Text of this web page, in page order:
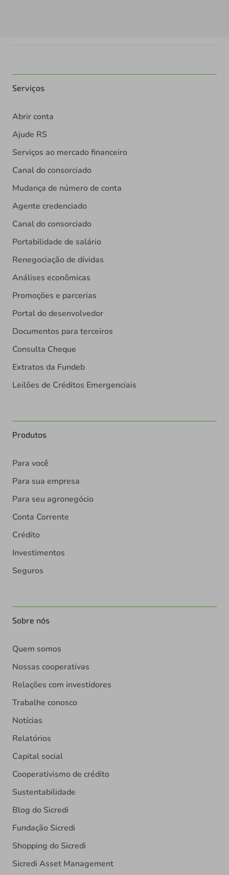
Serviços
Abrir conta
Ajude RS
Serviços ao mercado financeiro
Canal do consorciado
Mudança de número de conta
Agente credenciado
Canal do consorciado
Portabilidade de salário
Renegociação de dívidas
Análises econômicas
Promoções e parcerias
Portal do desenvolvedor
Documentos para terceiros
Consulta Cheque
Extratos da Fundeb
Leilões de Créditos Emergenciais
Produtos
Para você
Para sua empresa
Para seu agronegócio
Conta Corrente
Crédito
Investimentos
Seguros
Sobre nós
Quem somos
Nossas cooperativas
Relações com investidores
Trabalhe conosco
Notícias
Relatórios
Capital social
Cooperativismo de crédito
Sustentabilidade
Blog do Sicredi
Fundação Sicredi
Shopping do Sicredi
Sicredi Asset Management